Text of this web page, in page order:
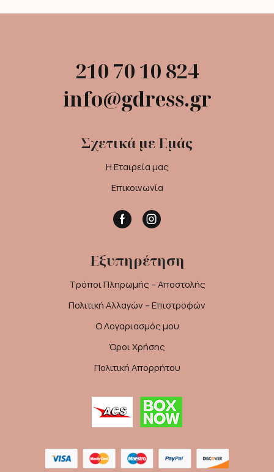
210 70 10 824
info@gdress.gr
Σχετικά με Εμάς
Η Εταιρεία μας
Επικοινωνία
FacebookInstagram
Εξυπηρέτηση
Τρόποι Πληρωμής – Αποστολής
Πολιτική Αλλαγών – Επιστροφών
Ο Λογαριασμός μου
Όροι Χρήσης
Πολιτική Απορρήτου